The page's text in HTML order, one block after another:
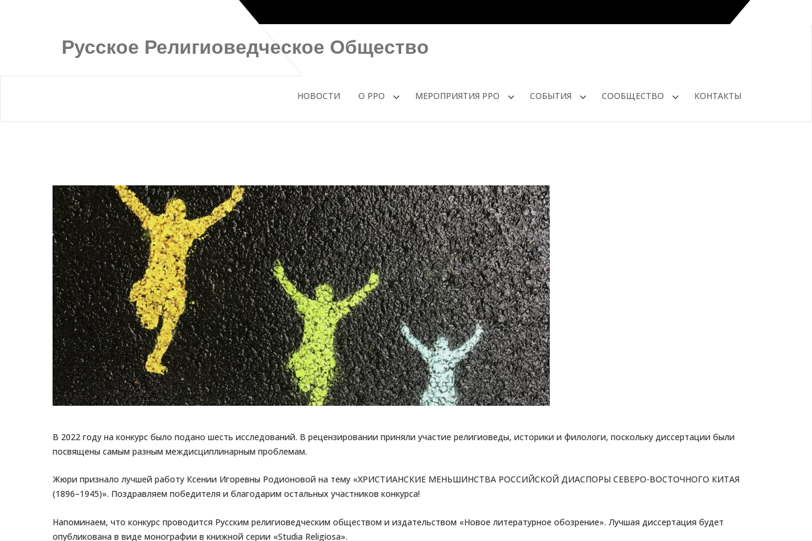
Русское Религиоведческое Общество
НОВОСТИ О РРО МЕРОПРИЯТИЯ РРО СОБЫТИЯ СООБЩЕСТВО КОНТАКТЫ
В 2022 году на конкурс было подано шесть исследований. В рецензировании приняли участие религиоведы, историки и филологи, поскольку диссертации были
посвящены самым разным междисциплинарным проблемам.
Жюри признало лучшей работу Ксении Игоревны Родионовой на тему «ХРИСТИАНСКИЕ МЕНЬШИНСТВА РОССИЙСКОЙ ДИАСПОРЫ СЕВЕРО-ВОСТОЧНОГО КИТАЯ
(1896–1945)». Поздравляем победителя и благодарим остальных участников конкурса!
Напоминаем, что конкурс проводится Русским религиоведческим обществом и издательством «Новое литературное обозрение». Лучшая диссертация будет
опубликована в виде монографии в книжной серии «Studia Religiosa».